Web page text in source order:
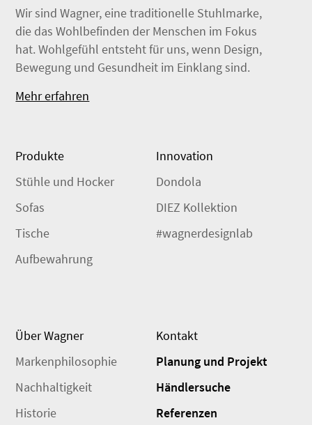
Wir sind Wagner, eine traditionelle Stuhlmarke,
die das Wohlbefinden der Menschen im Fokus
hat. Wohlgefühl entsteht für uns, wenn Design,
Bewegung und Gesundheit im Einklang sind.
Mehr erfahren
Produkte
Stühle und Hocker
Sofas
Tische
Aufbewahrung
Innovation
Dondola
DIEZ Kollektion
#wagnerdesignlab
Über Wagner
Markenphilosophie
Nachhaltigkeit
Historie
Kontakt
Planung und Projekt
Händlersuche
Referenzen